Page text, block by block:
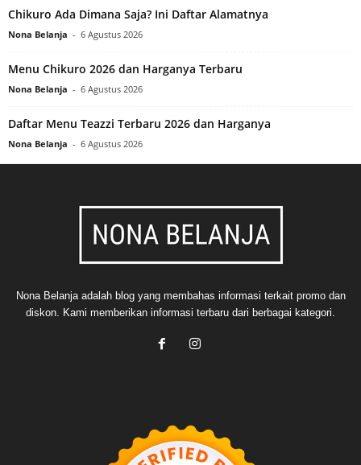
Chikuro Ada Dimana Saja? Ini Daftar Alamatnya
Nona Belanja - 6 Agustus 2026
Menu Chikuro 2026 dan Harganya Terbaru
Nona Belanja - 6 Agustus 2026
Daftar Menu Teazzi Terbaru 2026 dan Harganya
Nona Belanja - 6 Agustus 2026
Nona Belanja adalah blog yang membahas informasi terkait promo dan
diskon. Kami memberikan informasi terbaru dari berbagai kategori.